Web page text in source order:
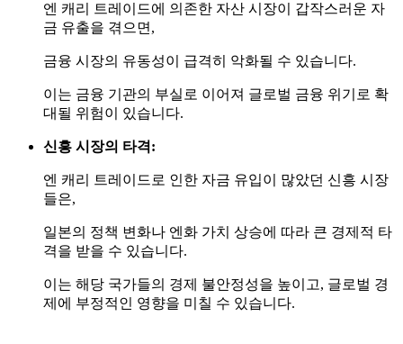
엔 캐리 트레이드에 의존한 자산 시장이 갑작스러운 자
금 유출을 겪으면,
금융 시장의 유동성이 급격히 악화될 수 있습니다.
이는 금융 기관의 부실로 이어져 글로벌 금융 위기로 확
대될 위험이 있습니다.
신흥 시장의 타격:
엔 캐리 트레이드로 인한 자금 유입이 많았던 신흥 시장
들은,
일본의 정책 변화나 엔화 가치 상승에 따라 큰 경제적 타
격을 받을 수 있습니다.
이는 해당 국가들의 경제 불안정성을 높이고, 글로벌 경
제에 부정적인 영향을 미칠 수 있습니다.